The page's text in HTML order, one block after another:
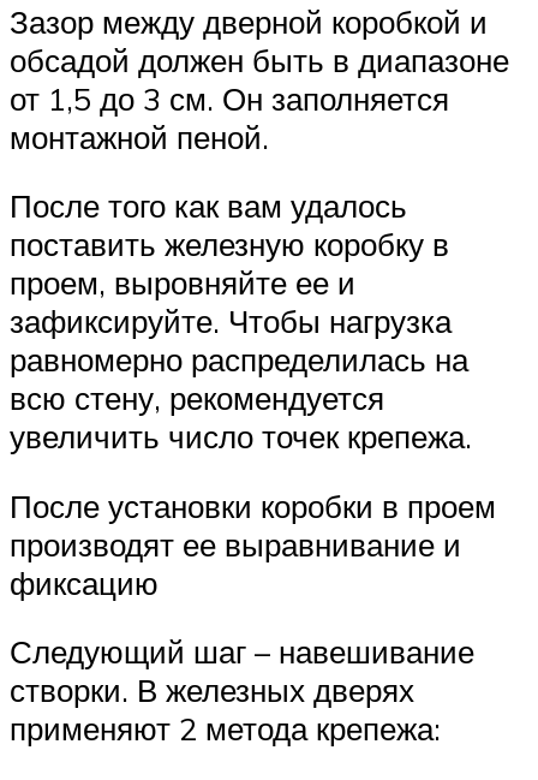
Зазор между дверной коробкой и
обсадой должен быть в диапазоне
от 1,5 до 3 см. Он заполняется
монтажной пеной.
После того как вам удалось
поставить железную коробку в
проем, выровняйте ее и
зафиксируйте. Чтобы нагрузка
равномерно распределилась на
всю стену, рекомендуется
увеличить число точек крепежа.
После установки коробки в проем
производят ее выравнивание и
фиксацию
Следующий шаг – навешивание
створки. В железных дверях
применяют 2 метода крепежа: